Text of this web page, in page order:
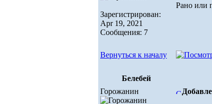
Зарегистрирован:
Apr 19, 2021
Сообщения: 7
Рано или
Вернуться к началу
Белебей
Горожанин